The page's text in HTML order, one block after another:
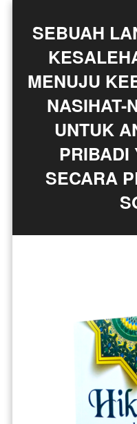
SEBUAH
MENUJU
NASIHAT-
UNTUK
PRIBADI
SECARA